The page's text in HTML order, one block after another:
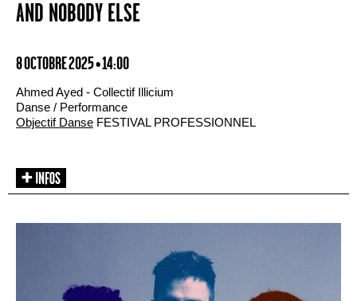
AND NOBODY ELSE
8 OCTOBRE 2025 • 14:00
Ahmed Ayed - Collectif Illicium
Danse / Performance
Objectif Danse FESTIVAL PROFESSIONNEL